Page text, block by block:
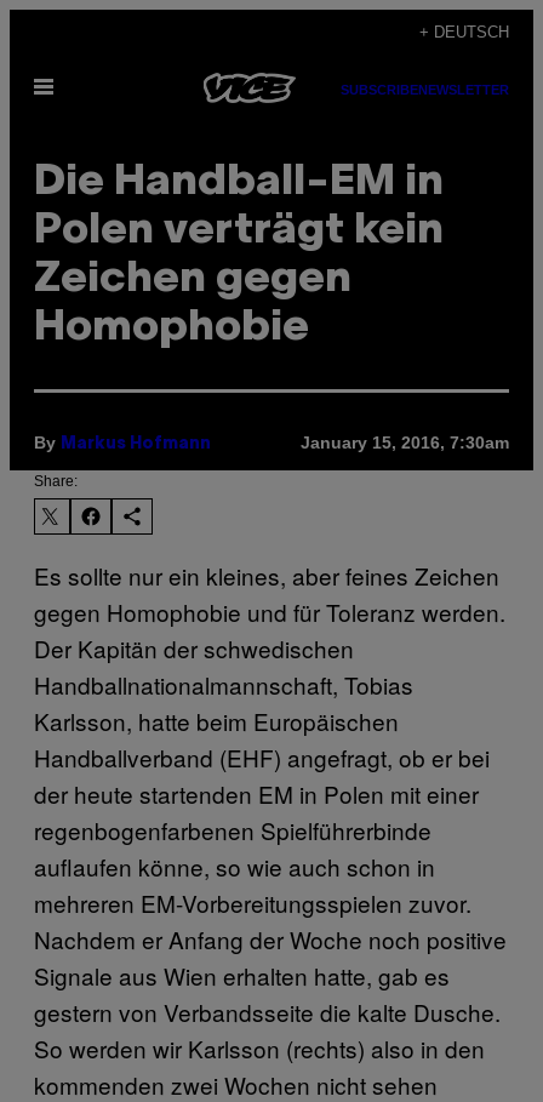
content
+ DEUTSCH
Open
SUBSCRIBENEWSLETTER
Die Handball-EM in
Polen verträgt kein
Zeichen gegen
Homophobie
By Markus Hofmann January 15, 2016, 7:30am
Share:
Es sollte nur ein kleines, aber feines Zeichen
gegen Homophobie und für Toleranz werden.
Der Kapitän der schwedischen
Handballnationalmannschaft, Tobias
Karlsson, hatte beim Europäischen
Handballverband (EHF) angefragt, ob er bei
der heute startenden EM in Polen mit einer
regenbogenfarbenen Spielführerbinde
auflaufen könne, so wie auch schon in
mehreren EM-Vorbereitungsspielen zuvor.
Nachdem er Anfang der Woche noch positive
Signale aus Wien erhalten hatte, gab es
gestern von Verbandsseite die kalte Dusche.
So werden wir Karlsson (rechts) also in den
kommenden zwei Wochen nicht sehen